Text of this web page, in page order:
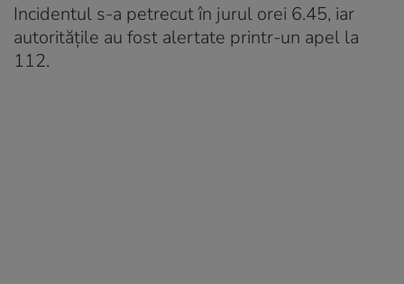
Incidentul s-a petrecut în jurul orei 6.45, iar
autoritățile au fost alertate printr-un apel la
112.